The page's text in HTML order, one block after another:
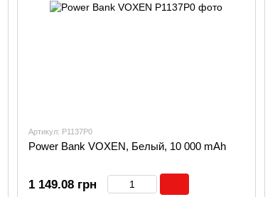
Артикул: P1137P0
Power Bank VOXEN, Белый, 10 000 mAh
1 149.08 грн